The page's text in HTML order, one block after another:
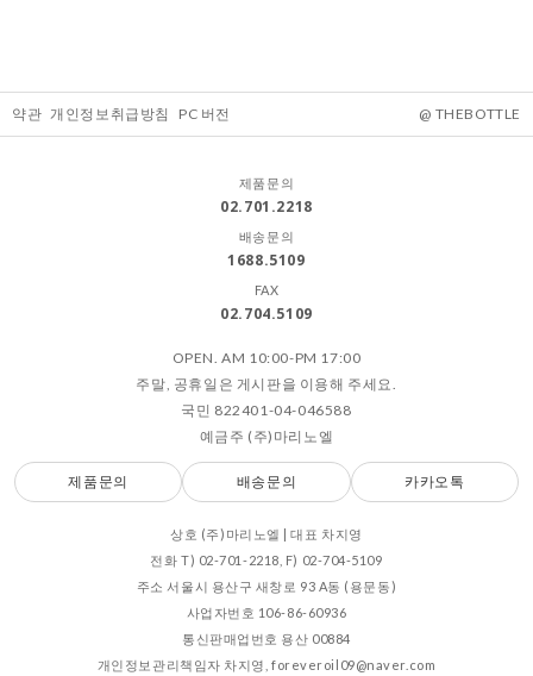
약관 개인정보취급방침 PC 버전 @ THEBOTTLE
제품문의
02.701.2218
배송문의
1688.5109
FAX
02.704.5109
OPEN. AM 10:00-PM 17:00
주말, 공휴일은 게시판을 이용해 주세요.
국민 822401-04-046588
예금주 (주)마리노엘
제품문의 배송문의 카카오톡
상호 (주)마리노엘 | 대표 차지영
전화 T) 02-701-2218, F) 02-704-5109
주소 서울시 용산구 새창로 93 A동 (용문동)
사업자번호 106-86-60936
통신판매업번호 용산 00884
개인정보관리책임자 차지영, foreveroil09@naver.com